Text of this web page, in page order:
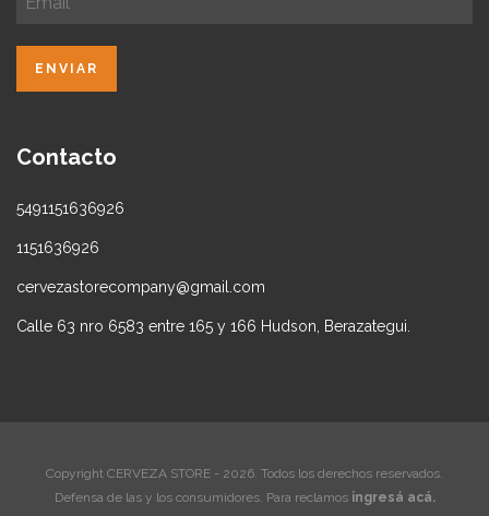
Contacto
5491151636926
1151636926
cervezastorecompany@gmail.com
Calle 63 nro 6583 entre 165 y 166 Hudson, Berazategui.
Copyright CERVEZA STORE - 2026. Todos los derechos reservados.
Defensa de las y los consumidores. Para reclamos ingresá acá.